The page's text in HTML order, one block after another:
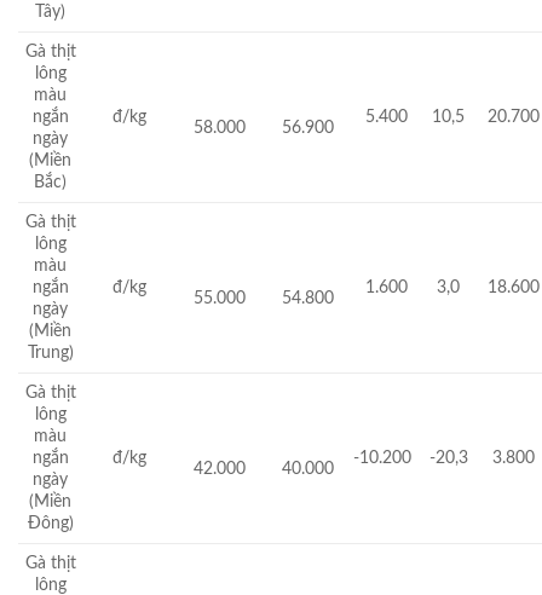
Tây)
Gà thịt
lông
màu
ngắn
ngày
(Miền
Bắc)
đ/kg
58.000 56.900
5.400 10,5 20.700
Gà thịt
lông
màu
ngắn
ngày
(Miền
Trung)
đ/kg
55.000 54.800
1.600 3,0 18.600
Gà thịt
lông
màu
ngắn
ngày
(Miền
Đông)
đ/kg
42.000 40.000
-10.200 -20,3 3.800
Gà thịt
lông